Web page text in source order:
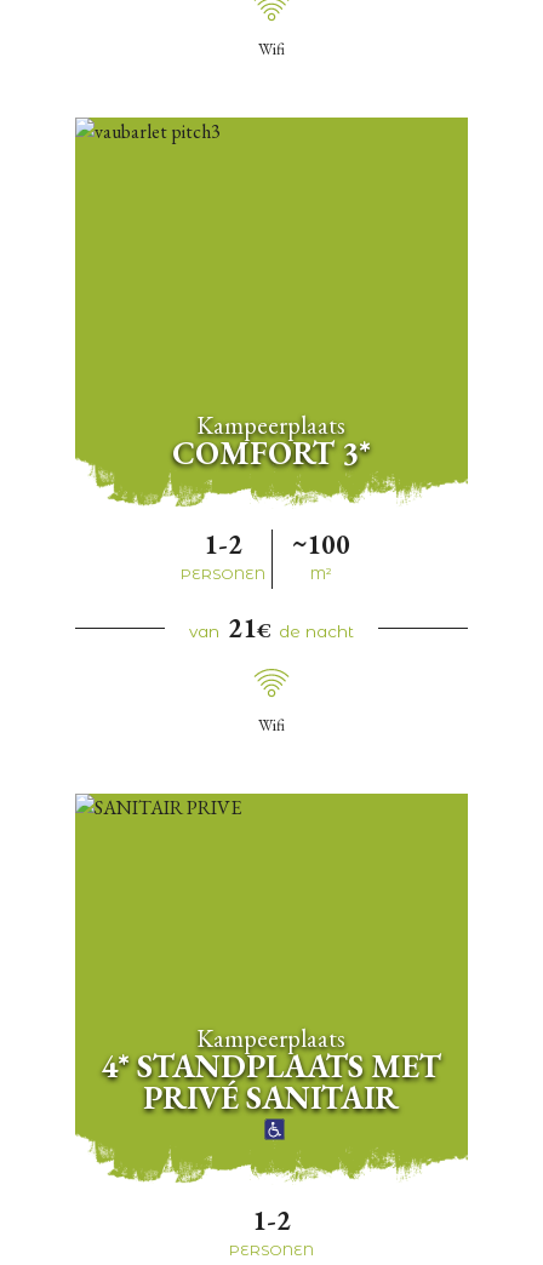
Wifi
Kampeerplaats
COMFORT 3*
1-2
PERSONEN
~100
M²
van 21€ de nacht
Wifi
Kampeerplaats
4* STANDPLAATS MET
PRIVÉ SANITAIR
1-2
PERSONEN